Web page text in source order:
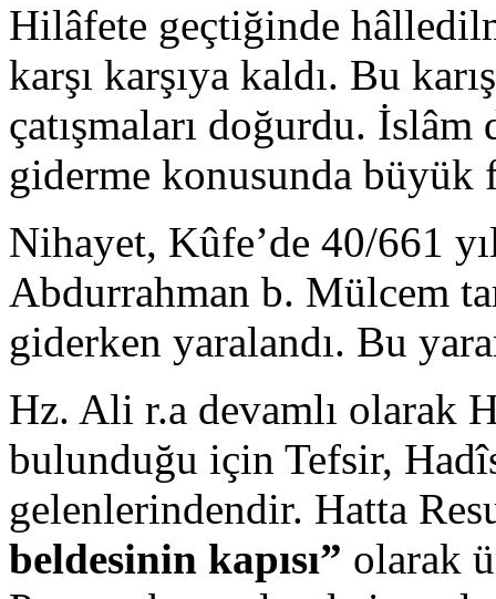
Hilâfete geçtiğinde
karşı karşıya kaldı. Bu
çatışmaları doğurdu.
giderme konusunda büyük
Nihayet, Kûfe’de 40/661
Abdurrahman b. Mülcem
giderken yaralandı. Bu
Hz. Ali r.a devamlı olarak
bulunduğu için Tefsir,
gelenlerindendir. Hatta
beldesinin kapısı” olarak